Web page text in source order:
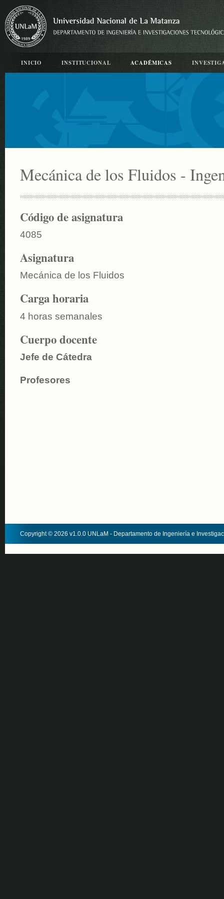
INICIO INSTITUCIONAL ACADÉMICAS
Mecánica de los Fluidos -
Código de asignatura
4085
Asignatura
Mecánica de los Fluidos
Carga horaria
4 horas semanales
Cuerpo docente
Jefe de Cátedra
Profesores
Copyright © 2026 v1.0.0 UNLaM - Departamento de Ingeniería e